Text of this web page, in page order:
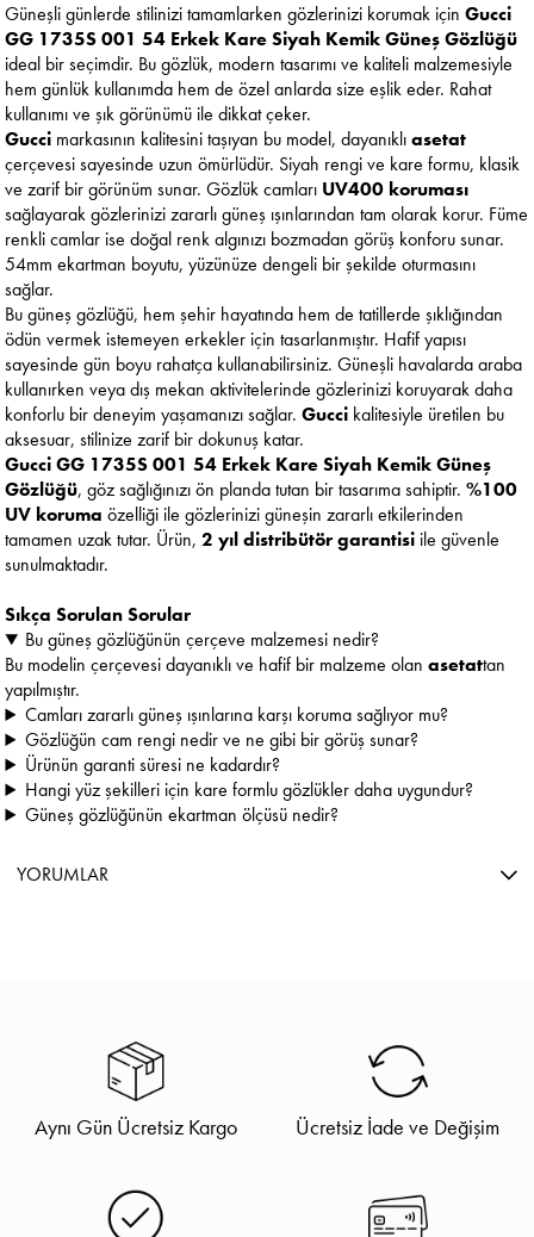
Güneşli günlerde stilinizi tamamlarken gözlerinizi korumak içinGucci
GG 1735S 001 54 Erkek Kare Siyah Kemik Güneş Gözlüğü
ideal bir seçimdir. Bu gözlük, modern tasarımı ve kaliteli malzemesiyle
hem günlük kullanımda hem de özel anlarda size eşlik eder. Rahat
kullanımı ve şık görünümü ile dikkat çeker.
Gucci markasının kalitesini taşıyan bu model, dayanıklıasetat
çerçevesi sayesinde uzun ömürlüdür. Siyah rengi ve kare formu, klasik
ve zarif bir görünüm sunar. Gözlük camları UV400 koruması
sağlayarak gözlerinizi zararlı güneş ışınlarından tam olarak korur. Füme
renkli camlar ise doğal renk algınızı bozmadan görüş konforu sunar.
54mm ekartman boyutu, yüzünüze dengeli bir şekilde oturmasını
sağlar.
Bu güneş gözlüğü, hem şehir hayatında hem de tatillerde şıklığından
ödün vermek istemeyen erkekler için tasarlanmıştır. Hafif yapısı
sayesinde gün boyu rahatça kullanabilirsiniz. Güneşli havalarda araba
kullanırken veya dış mekan aktivitelerinde gözlerinizi koruyarak daha
konforlu bir deneyim yaşamanızı sağlar.Gucci kalitesiyle üretilen bu
aksesuar, stilinize zarif bir dokunuş katar.
Gucci GG 1735S 001 54 Erkek Kare Siyah Kemik Güneş
Gözlüğü, göz sağlığınızı ön planda tutan bir tasarıma sahiptir.%100
UV koruma özelliği ile gözlerinizi güneşin zararlı etkilerinden
tamamen uzak tutar. Ürün,2 yıl distribütör garantisi ile güvenle
sunulmaktadır.
Sıkça Sorulan Sorular
Bu güneş gözlüğünün çerçeve malzemesi nedir?
Bu modelin çerçevesi dayanıklı ve hafif bir malzeme olanasetattan
yapılmıştır.
Camları zararlı güneş ışınlarına karşı koruma sağlıyor mu?
Gözlüğün cam rengi nedir ve ne gibi bir görüş sunar?
Ürünün garanti süresi ne kadardır?
Hangi yüz şekilleri için kare formlu gözlükler daha uygundur?
Güneş gözlüğünün ekartman ölçüsü nedir?
YORUMLAR
Aynı Gün Ücretsiz Kargo Ücretsiz İade ve Değişim